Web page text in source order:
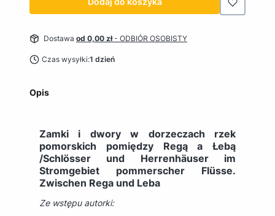
Dostawa od 0,00 zł- ODBIÓR OSOBISTY
Czas wysyłki:1 dzień
Opis
Zamki i dwory w dorzeczach rzek
pomorskich pomiędzy Regą a Łebą
/Schlösser und Herrenhäuser im
Stromgebiet pommerscher Flüsse.
Zwischen Rega und Leba
Ze wstępu autorki: